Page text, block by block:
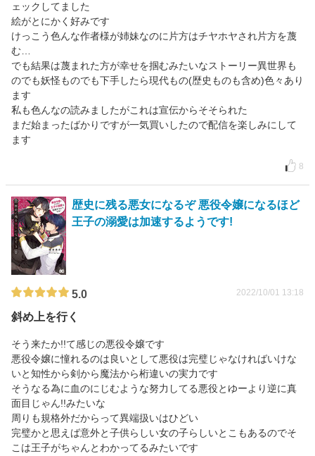
ェックしてました
絵がとにかく好みです
けっこう色んな作者様が姉妹なのに片方はチヤホヤされ片方を蔑
む…
でも結果は蔑まれた方が幸せを掴むみたいなストーリー異世界も
のでも妖怪ものでも下手したら現代もの(歴史ものも含め)色々あり
ます
私も色んなの読みましたがこれは宣伝からそそられた
まだ始まったばかりですが一気買いしたので配信を楽しみにして
ます
8
歴史に残る悪女になるぞ 悪役令嬢になるほど
王子の溺愛は加速するようです!
5.0 2022/10/01 13:18
斜め上を行く
そう来たか!!て感じの悪役令嬢です
悪役令嬢に憧れるのは良いとして悪役は完璧じゃなければいけな
いと知性から剣から魔法から桁違いの実力です
そうなる為に血のにじむような努力してる悪役とゆーより逆に真
面目じゃん!!みたいな
周りも規格外だからって異端扱いはひどい
完璧かと思えば意外と子供らしい女の子らしいとこもあるのでそ
こは王子がちゃんとわかってるみたいです